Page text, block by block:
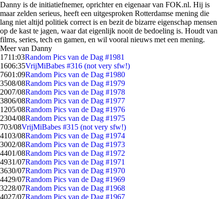
Danny is de initiatiefnemer, oprichter en eigenaar van FOK.nl. Hij is
maar zelden serieus, heeft een uitgesproken Rotterdamse mening die
lang niet altijd politiek correct is en bezit de bizarre eigenschap mensen
op de kast te jagen, waar dat eigenlijk nooit de bedoeling is. Houdt van
films, series, tech en gamen, en wil vooral nieuws met een mening.
Meer van Danny
1711:03Random Pics van de Dag #1981
1606:35VrijMiBabes #316 (not very sfw!)
7601:09Random Pics van de Dag #1980
3508/08Random Pics van de Dag #1979
2007/08Random Pics van de Dag #1978
3806/08Random Pics van de Dag #1977
1205/08Random Pics van de Dag #1976
2304/08Random Pics van de Dag #1975
703/08VrijMiBabes #315 (not very sfw!)
4103/08Random Pics van de Dag #1974
3002/08Random Pics van de Dag #1973
4401/08Random Pics van de Dag #1972
4931/07Random Pics van de Dag #1971
3630/07Random Pics van de Dag #1970
4429/07Random Pics van de Dag #1969
3228/07Random Pics van de Dag #1968
4027/07Random Pics van de Dag #1967